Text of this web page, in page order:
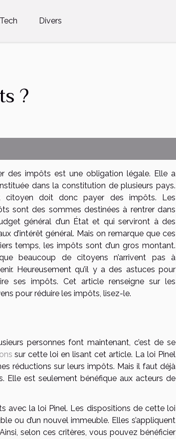
Divers
?
des impôts est une obligation légale. Elle a
dans la constitution de plusieurs pays.
citoyen doit donc payer des impôts. Les
sont des sommes destinées à rentrer dans
général d’un État et qui serviront à des
d’intérêt général. Mais on remarque que ces
temps, les impôts sont d’un gros montant.
beaucoup de citoyens n’arrivent pas à
Heureusement qu’il y a des astuces pour
ses impôts. Cet article renseigne sur les
pour réduire les impôts, lisez-le.
personnes font maintenant, c’est de se
sur cette loi en lisant cet article. La loi Pinel
réductions sur leurs impôts. Mais il faut déjà
Elle est seulement bénéfique aux acteurs de
avec la loi Pinel. Les dispositions de cette loi
ou d’un nouvel immeuble. Elles s’appliquent
selon ces critères, vous pouvez bénéficier